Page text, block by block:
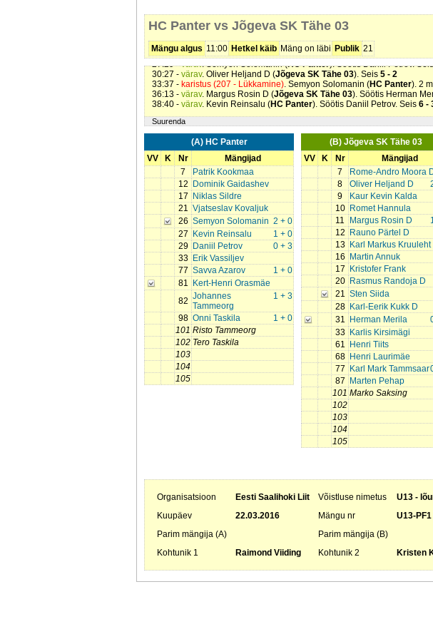
HC Panter vs Jõgeva SK Tähe 03
Mängu algus 11:00 Hetkel käib Mäng on läbi Publik 21
08:30 -värav. Oliver Heljand D (Jõgeva SK Tähe 03). Söötis Karl Mark
17:02 -värav. Onni Taskila (HC Panter ). Söötis Johannes Tammeorg.
karistus (202 - Kepi surumine)
21:27 -värav. Semyon Solomanin (HC Panter). Söötis Johannes
26:33 -värav. Savva Azarov (HC Panter). Söötis Johannes Tammeorg.
27:29 -värav. Semyon Solomanin (HC Panter). Söötis Daniil Petrov.
30:27 - värav. Oliver Heljand D (Jõgeva SK Tähe 03). Seis 5 - 2
33:37 - karistus (207 - Lükkamine). Semyon Solomanin (HC Panter). 2
36:13 - värav. Margus Rosin D (Jõgeva SK Tähe 03). Söötis Herman
38:40 - värav. Kevin Reinsalu (HC Panter). Söötis Daniil Petrov. Seis 6 -
Suurenda
(A) HC Panter
VV
K Nr
Mängijad
7
Patrik Kookmaa
12
Dominik Gaidashev
17
Niklas Sildre
21 Vjatseslav Kovaljuk
26
2 + 0
Semyon Solomanin
27
1 + 0
Kevin Reinsalu
29
0 + 3
Daniil Petrov
33
Erik Vassiljev
77
1 + 0
Savva Azarov
81
Kert-Henri Orasmäe
82
1 + 3
Johannes
Tammeorg
98
1 + 0
Onni Taskila
101 Risto Tammeorg
102 Tero Taskila
103
104
105
(B) Jõgeva SK Tähe 03
VV
K Nr
Mängijad
7
Rome-Andro Moora
8
Oliver Heljand D
9
Kaur Kevin Kalda
10
Romet Hannula
11
Margus Rosin D
12
Rauno Pärtel D
13
Karl Markus Kruuleht
16
Martin Annuk
17
Kristofer Frank
20
Rasmus Randoja D
21 Sten Siida
28
Karl-Eerik Kukk D
31
Herman Merila
33
Karlis Kirsimägi
61
Henri Tiits
68
Henri Laurimäe
77
Karl Mark Tammsaar
87
Marten Pehap
101 Marko Saksing
102
103
104
105
Organisatsioon Eesti Saalihoki Liit Võistluse nimetus U13 -
Kuupäev
22.03.2016 Mängu nr U13-PF1
Parim mängija (A)
Parim mängija (B)
Kohtunik 1
Raimond Viiding Kohtunik 2 Kristen